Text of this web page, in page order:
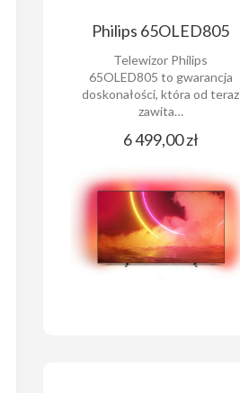
Philips 65OLED805
Telewizor Philips
65OLED805 to gwarancja
doskonałości, która od teraz
zawita…
6 499,00 zł